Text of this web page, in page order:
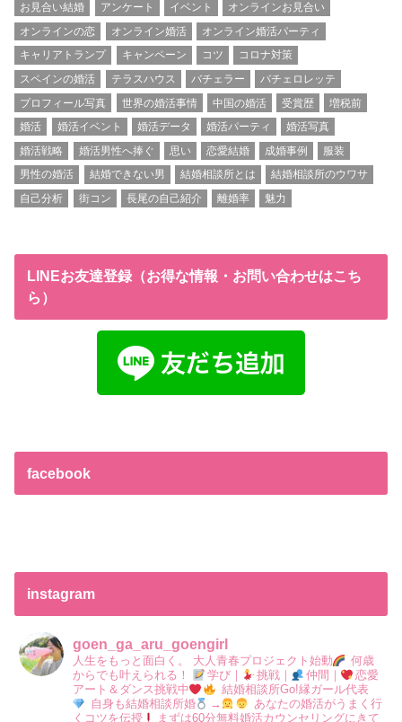
お見合い結婚
アンケート イベント
オンラインお見合い
オンラインの恋
オンライン婚活
オンライン婚活パーティ
キャリアトランプ
キャンペーン コツ
コロナ対策
スペインの婚活
テラスハウス バチェラー
バチェロレッテ
プロフィール写真
世界の婚活事情 中国の婚活 受賞歴
増税前
婚活
婚活イベント 婚活データ 婚活パーティ
婚活写真
婚活戦略
婚活男性へ捧ぐ 思い 恋愛結婚 成婚事例
服装
男性の婚活
結婚できない男 結婚相談所とは
結婚相談所のウワサ
自己分析
街コン 長尾の自己紹介 離婚率 魅力
LINEお友達登録（お得な情報・お問い合わせはこち
ら）
facebook
instagram
goen_ga_aru_goengirl
人生をもっと面白く。 大人青春プロジェクト始動
何歳
からでも叶えられる！
学び｜ 挑戦｜ 仲間｜
恋愛
アート＆ダンス挑戦中
結婚相談所Go!縁ガール代表
自身も結婚相談所婚
→
あなたの婚活がうまく行
くコツを伝授
まずは60分無料婚活カウンセリングにきて